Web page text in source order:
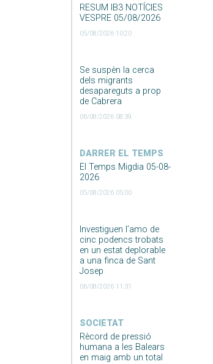
RESUM IB3 NOTÍCIES
VESPRE 05/08/2026
05/08/2026 10:20
Se suspèn la cerca
dels migrants
desapareguts a prop
de Cabrera
06/08/2026 08:39
DARRER EL TEMPS
El Temps Migdia 05-08-
2026
05/08/2026 05:00
Investiguen l’amo de
cinc podencs trobats
en un estat deplorable
a una finca de Sant
Josep
06/08/2026 11:31
SOCIETAT
Rècord de pressió
humana a les Balears
en maig amb un total